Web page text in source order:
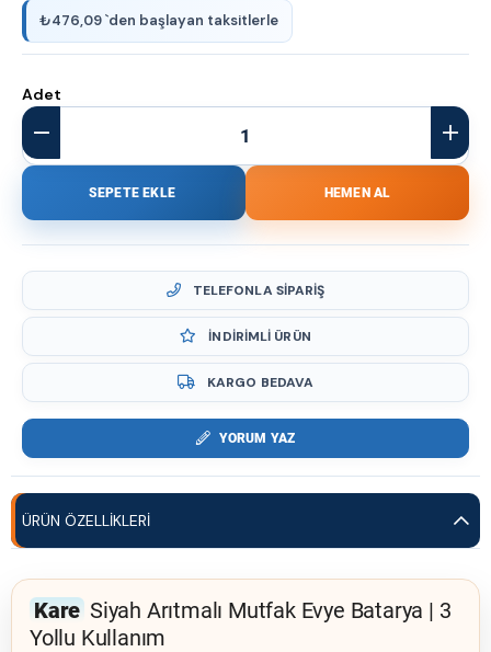
₺476,09`den başlayan taksitlerle
Adet
TELEFONLA SIPARIŞ
İNDIRIMLI ÜRÜN
KARGO BEDAVA
YORUM YAZ
ÜRÜN ÖZELLIKLERI
Kare Siyah Arıtmalı Mutfak Evye Batarya | 3
Yollu Kullanım